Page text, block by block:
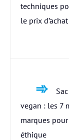
techniques
le prix d’achat
vegan : les 7
marques
éthique